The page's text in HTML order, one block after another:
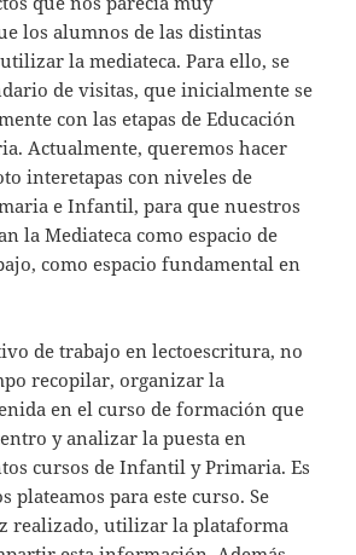
los alumnos de las distintas
la mediateca. Para ello, se
de visitas, que inicialmente se
con las etapas de Educación
Actualmente, queremos hacer
interetapas con niveles de
e Infantil, para que nuestros
la Mediateca como espacio de
como espacio fundamental en
de trabajo en lectoescritura, no
recopilar, organizar la
en el curso de formación que
y analizar la puesta en
cursos de Infantil y Primaria. Es
plateamos para este curso. Se
realizado, utilizar la plataforma